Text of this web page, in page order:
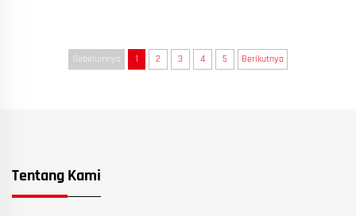
Sebelumnya 1 2 3 4 5 Berikutnya
Tentang Kami